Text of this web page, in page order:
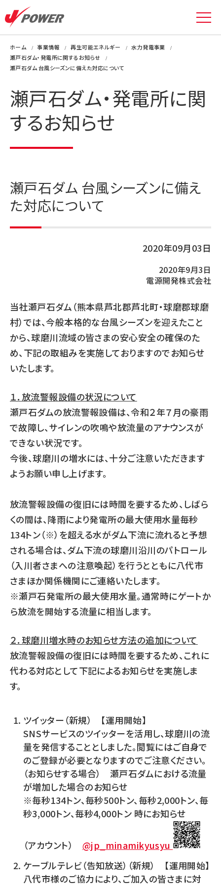
ホーム 事業情報 再生可能エネルギー
水力発電事業
瀬戸石ダム・発電所に関するお知らせ
瀬戸石ダム 台風シーズンに備えた対応について
瀬戸石ダム・発電所に関
するお知らせ
瀬戸石ダム 台風シーズンに備え
た対応について
2020年09月03日
2020年9月3日
電源開発株式会社
当社瀬戸石ダム（熊本県芦北郡芦北町・球磨郡球磨
村）では、今般本格的な台風シーズンを迎えたこと
から、球磨川流域の皆さまの安心安全の確保のた
め、下記の取組みを実施しておりますのでお知らせ
いたします。
１．放流警報設備の状況について
瀬戸石ダムの放流警報設備は、令和２年７月の豪雨
で故障し、サイレンの吹鳴や放流量のアナウンスが
できない状況です。
今後、球磨川の増水には、十分ご注意いただきます
ようお願い申し上げます。
放流警報設備の復旧には時間を要するため、しばら
くの間は、降雨により発電所の最大使用水量毎秒
134トン（※）を超える水がダム下流に流れると予想
される場合は、ダム下流の球磨川沿川のパトロール
（入川者さまへの注意喚起）を行うとともに八代市
さまほか関係機関にご連絡いたします。
※瀬戸石発電所の最大使用水量。通常時にゲートか
ら放流を開始する流量に相当します。
２．球磨川増水時のお知らせ方法の追加について
放流警報設備の復旧には時間を要するため、これに
代わる対応として下記によるお知らせを実施しま
す。
ツイッター（新規） 【運用開始】
SNSサービスのツイッターを活用し、球磨川の流
量を発信することとしました。閲覧にはご自身で
のご登録が必要となりますのでご注意ください。
（お知らせする場合） 瀬戸石ダムにおける流量
が増加した場合のお知らせ
※毎秒134トン、毎秒500トン、毎秒2,000トン、毎
秒3,000トン、毎秒4,000トン 時にお知らせ
（アカウント） @jp_minamikyusyu
ケーブルテレビ（告知放送）（新規） 【運用開始】
八代市様のご協力により、ご加入の皆さまに対